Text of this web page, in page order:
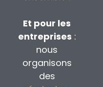
Et pour les
entreprises :
nous
organisons
des